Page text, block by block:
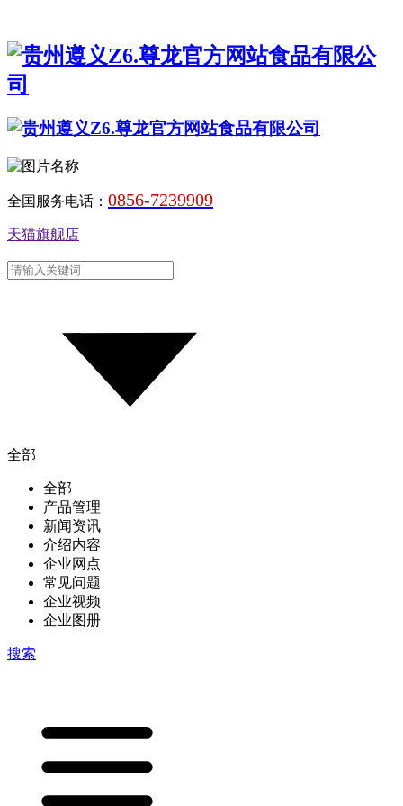
全国服务电话： 0856-7239909
天猫旗舰店
全部
全部
产品管理
新闻资讯
介绍内容
企业网点
常见问题
企业视频
企业图册
搜索